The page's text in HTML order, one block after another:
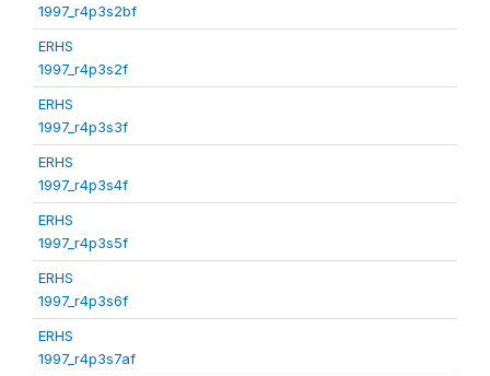
1997_r4p3s2bf
ERHS
1997_r4p3s2f
ERHS
1997_r4p3s3f
ERHS
1997_r4p3s4f
ERHS
1997_r4p3s5f
ERHS
1997_r4p3s6f
ERHS
1997_r4p3s7af